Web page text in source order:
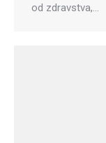
od zdravstva,…